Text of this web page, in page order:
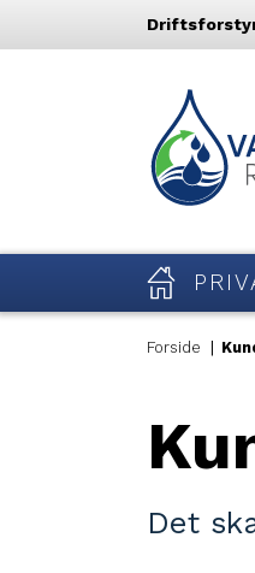
Forside
Det